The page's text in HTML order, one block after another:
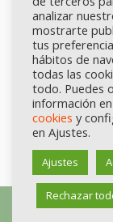
Calidad
©
analizar
mostrarte
tus
hábitos de
todas las
todo. Puedes
información
cookies y
en Ajustes.
Ajustes
Rechazar